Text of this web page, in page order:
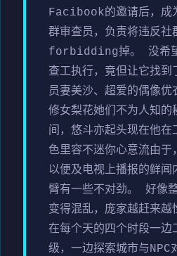
Facibook的邀请后，成
群审查员，负责将违反社
forbidding掉。 没希望
查工执行，竟但让它找到
员妻美沙、超爱的偶像优
修女梨花她们不为人知的
间，悠斗亦起头现在他在
色里容不迷你心意流由于
以便及电视上播报的鲜闻
臂有一些不对劲。 好像
变得混乱，庞家越赶来
在每个天的四个时段一边
级，一边探索城市与